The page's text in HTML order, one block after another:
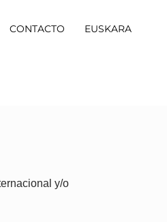
CONTACTO EUSKARA
y/o